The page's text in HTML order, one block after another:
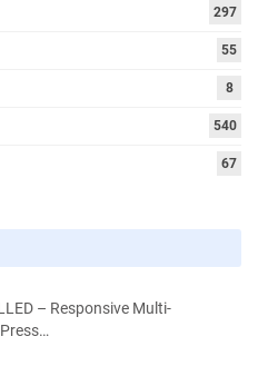
297
55
8
540
67
– Responsive Multi-